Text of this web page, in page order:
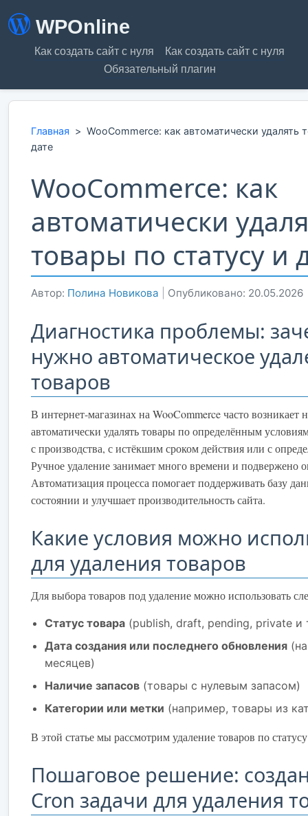
WPOnline
Как создать сайт с нуля
Как создать сайт с нуля
Обязательный плагин
Главная > WooCommerce: как автоматически удалять
дате
WooCommerce: как
автоматически
товары по статусу и
Автор: Полина Новикова Опубликовано: 20.05.2026
Диагностика проблемы:
нужно автоматическое
товаров
В интернет-магазинах на WooCommerce часто возникает
автоматически удалять товары по определённым
с производства, с истёкшим сроком действия или с
Ручное удаление занимает много времени и подвержено
Автоматизация процесса помогает поддерживать базу
состоянии и улучшает производительность сайта.
Какие условия можно
для удаления товаров
Для выбора товаров под удаление можно использовать
Статус товара (publish, draft, pending, private и
Дата создания или последнего обновления
месяцев)
Наличие запасов (товары с нулевым запасом)
Категории или метки (например, товары из
В этой статье мы рассмотрим удаление товаров по
Пошаговое решение:
Cron задачи для удаления